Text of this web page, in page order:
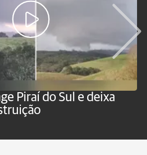
Piraí do Sul e deixa